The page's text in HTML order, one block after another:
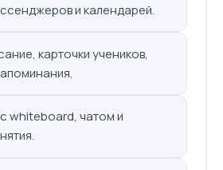
и календарей.
карточки учеников,
whiteboard, чатом и